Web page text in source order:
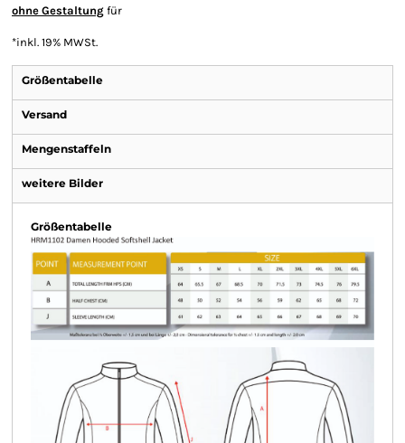
ohne Gestaltung für
*inkl. 19% MWSt.
Größentabelle
Versand
Mengenstaffeln
weitere Bilder
Größentabelle